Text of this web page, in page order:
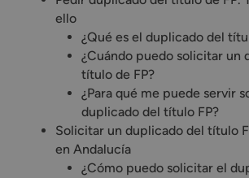
ello
¿Qué es el duplicado del
¿Cuándo puedo solicitar un
título de FP?
¿Para qué me puede servir
duplicado del título FP?
Solicitar un duplicado del título
en Andalucía
¿Cómo puedo solicitar el